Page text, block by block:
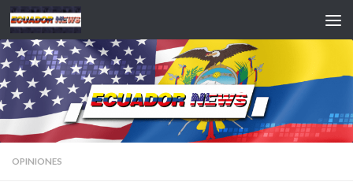
Saltar al contenido
OPINIONES